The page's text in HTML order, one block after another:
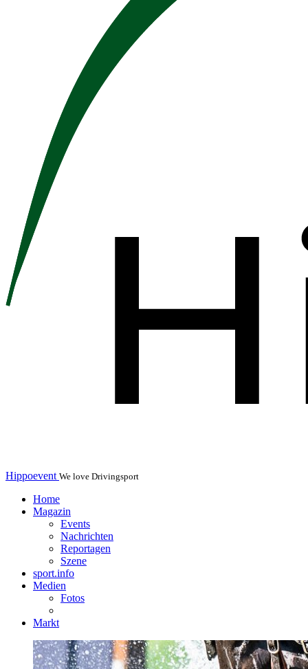
Hippoevent We love Drivingsport
Home
Magazin
Events
Nachrichten
Reportagen
Szene
sport.info
Medien
Fotos
Markt